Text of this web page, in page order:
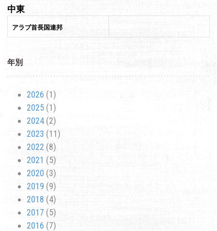
中東
アラブ首長国連邦
年別
2026 (1)
2025 (1)
2024 (2)
2023 (11)
2022 (8)
2021 (5)
2020 (3)
2019 (9)
2018 (4)
2017 (5)
2016 (7)